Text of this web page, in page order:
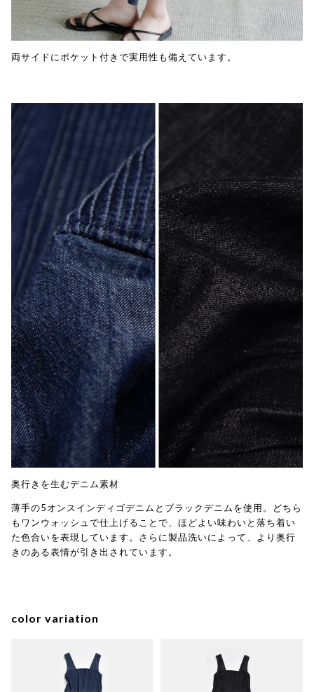
両サイドにポケット付きで実用性も備えています。
奥行きを生むデニム素材
薄手の5オンスインディゴデニムとブラックデニムを使用。どちら
もワンウォッシュで仕上げることで、ほどよい味わいと落ち着い
た色合いを表現しています。さらに製品洗いによって、より奥行
きのある表情が引き出されています。
color variation